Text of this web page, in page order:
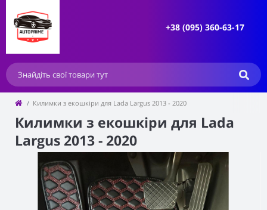
+38 (095) 360-63-17
Килимки з екошкіри для Lada Largus 2013 - 2020
Килимки з екошкіри для Lada
Largus 2013 - 2020